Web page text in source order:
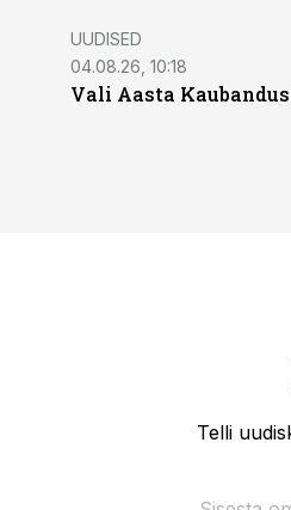
UUDISED
04.08.26, 10:18
Vali Aasta
Telli